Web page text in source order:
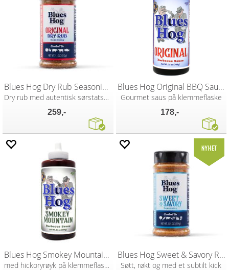
Blues Hog Dry Rub Seasoning 312g
Dry rub med autentisk sørstatskarakter
259,-
Blues Hog Original BBQ Sauce 709g
Gourmet saus på klemmeflaske
178,-
Blues Hog Smokey Mountain Sauce 680g
med hickoryrøyk på klemmeflaske
Blues Hog Sweet & Savory Rub 354g
Søtt, røkt og med et subtilt kick